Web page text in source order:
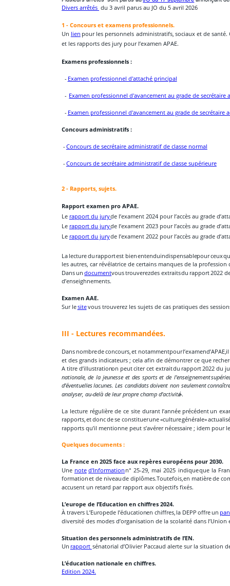
Divers arrêtés du 3 avril parus au JO du 5 avril 2026
1 - Concours et examens professionnels.
Un lien pour les personnels administratifs, sociaux et de santé.
et les rapports des jury pour l’examen APAE.
Examens professionnels :
  -
Examen professionnel d'attaché principal
  -
Examen professionnel d'avancement au grade de secrétaire
  -
Examen professionnel d'avancement au grade de secrétaire
Concours administratifs :
- Concours de secrétaire administratif de classe normal
- Concours de secrétaire administratif de classe supérieure
2 - Rapports, sujets.
Rapport examen pro APAE.
Le rapport du jury de l’exament 2024 pour l’accès au grade
Le rapport du jury de l’exament 2023 pour l’accès au grade
Le rapport du jury de l’exament 2022 pour l’accès au grade
La lecturedu rapportest bienentenduindispensablepourceux
les autres, car révélatrice de certains manques de la
Dansun documentvoustrouverezdes extraitsdu rapport 2022
d’enseighnements.
Examen AAE.
Sur le site vous trouverez les sujets de cas pratiques des
III - Lectures recommandées.
Dans nombredeconcours,et notammentpourl’examend’APAE,il
et des grands indicateurs ; cela afin de démontrer ce que
A titre d’illustrationon peutciter cet extraitdu rapport2022 du
nationale, de la jeunesse et des sports et de l’enseignement
d’éventuelleslacunes. Les candidatsdoivent non seulement
analyser, au-delà de leur propre champ d’activité.».
La lecture régulière de ce site durant l’année précédentun
rapports,etdoncdese constituerune«culturegénérale»
rapports qu’il mentionne peut s’avérer nécessaire ; idem pour le
Quelques documents :
La France en 2025 face aux repères européens pour 2030.
Une note d'Information n° 25-29, mai 2025 indiqueque la
formationet de niveaude diplômes.Toutefois,en matièrede
accusent un retard par rapport aux objectifs fixés.
L’europe de l’Education en chiffres 2024.
À travers L’Europede l’éducationen chiffres, la DEPP offreun
diversité des modes d’organisation de la scolarité dans
Situation des personnels administratifs de l’EN.
Un rapport sénatorial d’Olivier Paccaud alerte sur la situation
L’éducation nationale en chiffres.
Edition 2024.